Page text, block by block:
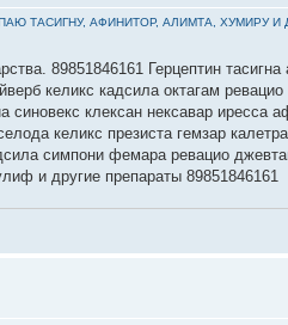
ТАСИГНУ, АФИНИТОР, АЛИМТА, ХУМИРУ И
89851846161 Герцептин
келикс кадсила октагам
синовекс клексан нексавар иресса
келикс презиста гемзар
симпони фемара ревацио
и другие препараты 89851846161